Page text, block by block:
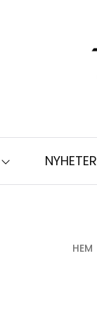
NYHETER
HEM